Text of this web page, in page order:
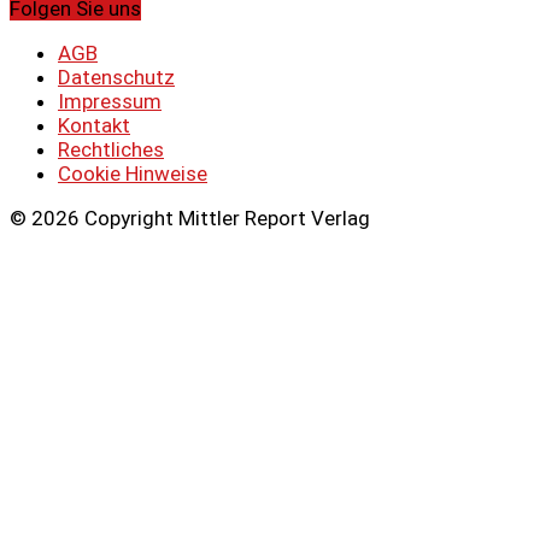
Folgen Sie uns
AGB
Datenschutz
Impressum
Kontakt
Rechtliches
Cookie Hinweise
© 2026 Copyright Mittler Report Verlag